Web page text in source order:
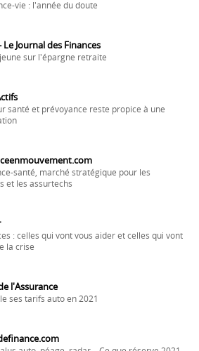
vie : l'année du doute
Le Journal des Finances
sur l'épargne retraite
santé et prévoyance reste propice à une
santé, marché stratégique pour les
et les assurtechs
: celles qui vont vous aider et celles qui vont
la crise
l'Assurance
ses tarifs auto en 2021